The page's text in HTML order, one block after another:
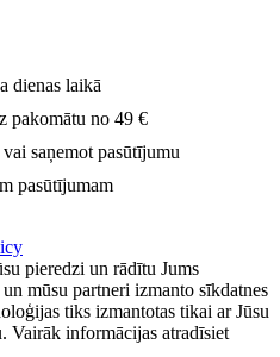
dienas laikā
pakomātu no 49 €
saņemot pasūtījumu
pasūtījumam
pieredzi un rādītu Jums
mūsu partneri izmanto sīkdatnes
tiks izmantotas tikai ar Jūsu
Vairāk informācijas atradīsiet